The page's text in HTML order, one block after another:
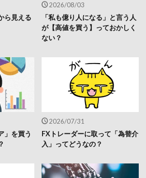
ら見える
2026/08/03
「私も億り人になる」と言う人
が【高値を買う】っておかしく
ない？
」を買う
2026/07/31
FXトレーダーに取って「為替介
入」ってどうなの？